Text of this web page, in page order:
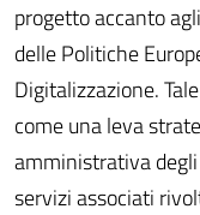
progetto accanto
delle Politiche
Digitalizzazione.
come una leva
amministrativa
servizi associati